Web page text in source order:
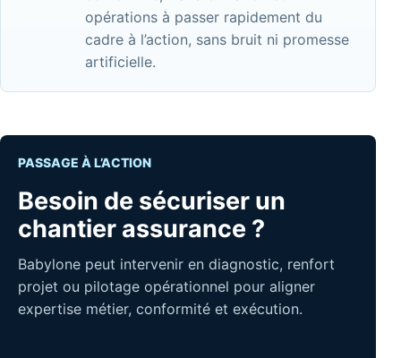
opérations à passer rapidement du
cadre à l’action, sans bruit ni promesse
artificielle.
PASSAGE À L’ACTION
Besoin de sécuriser un
chantier assurance ?
Babylone peut intervenir en diagnostic, renfort
projet ou pilotage opérationnel pour aligner
expertise métier, conformité et exécution.